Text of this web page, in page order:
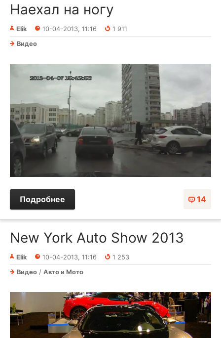
Наехал на ногу
Elik 10-04-2013, 11:16
1 911
Видео
14
Подробнее
New York Auto Show 2013
Elik 10-04-2013, 11:16
1 253
Видео / Авто и Мото